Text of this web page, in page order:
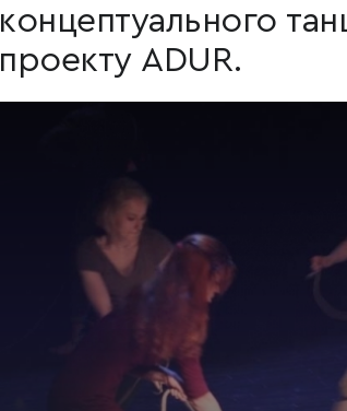
концептуального
проекту ADUR.